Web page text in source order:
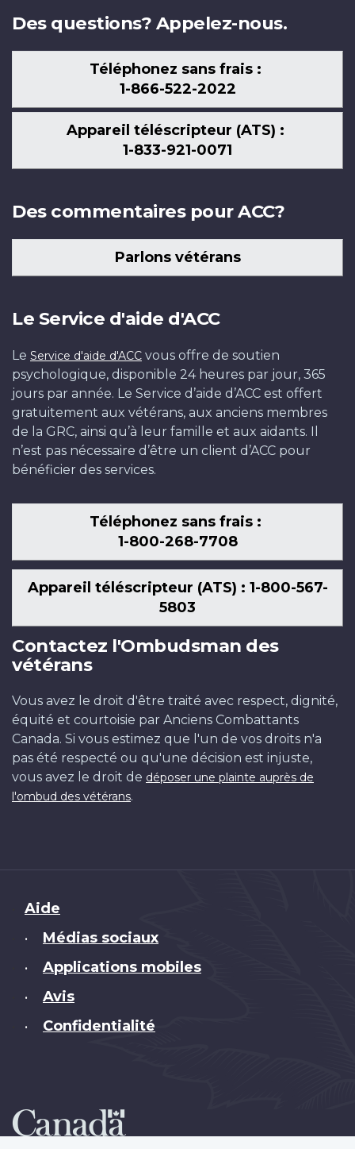
Des questions? Appelez-nous.
Téléphonez sans frais :
1-866-522-2022
Appareil téléscripteur (ATS) :
1-833-921-0071
Des commentaires pour ACC?
Parlons vétérans
Le Service d'aide d'ACC
Le Service d'aide d'ACC vous offre de soutien
psychologique, disponible 24 heures par jour, 365
jours par année. Le Service d’aide d’ACC est offert
gratuitement aux vétérans, aux anciens membres
de la GRC, ainsi qu’à leur famille et aux aidants. Il
n’est pas nécessaire d’être un client d’ACC pour
bénéficier des services.
Téléphonez sans frais :
1-800-268-7708
Appareil téléscripteur (ATS) : 1-800-567-
5803
Contactez l'Ombudsman des
vétérans
Vous avez le droit d'être traité avec respect, dignité,
équité et courtoisie par Anciens Combattants
Canada. Si vous estimez que l'un de vos droits n'a
pas été respecté ou qu'une décision est injuste,
vous avez le droit de déposer une plainte auprès de
l'ombud des vétérans.
Brand
Aide
• Médias sociaux
• Applications mobiles
• Avis
• Confidentialité